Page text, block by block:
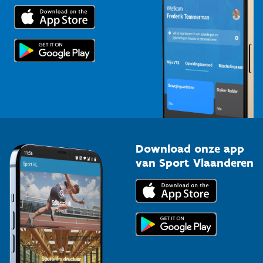
Trainers en begeleiders
Topsporters
Voor de pers
Download onze app
van Sport Vlaanderen